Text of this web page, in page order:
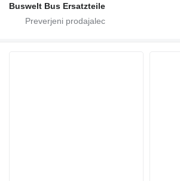
Buswelt Bus Ersatzteile